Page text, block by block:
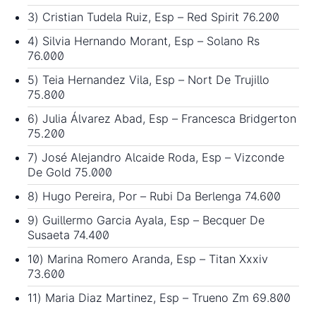
3) Cristian Tudela Ruiz, Esp – Red Spirit 76.200
4) Silvia Hernando Morant, Esp – Solano Rs
76.000
5) Teia Hernandez Vila, Esp – Nort De Trujillo
75.800
6) Julia Álvarez Abad, Esp – Francesca Bridgerton
75.200
7) José Alejandro Alcaide Roda, Esp – Vizconde
De Gold 75.000
8) Hugo Pereira, Por – Rubi Da Berlenga 74.600
9) Guillermo Garcia Ayala, Esp – Becquer De
Susaeta 74.400
10) Marina Romero Aranda, Esp – Titan Xxxiv
73.600
11) Maria Diaz Martinez, Esp – Trueno Zm 69.800